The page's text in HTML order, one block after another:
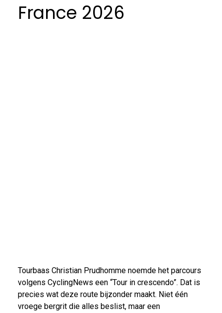
France 2026
Tourbaas Christian Prudhomme noemde het parcours
volgens CyclingNews een “Tour in crescendo”. Dat is
precies wat deze route bijzonder maakt. Niet één
vroege bergrit die alles beslist, maar een